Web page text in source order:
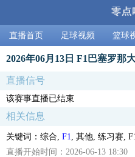
直播首页 足球视频 篮球
2026年06月13日 F1巴塞罗那
直播信号
该赛事直播已结束
相关信息
关键词：综合, F1
, 其他, 练习赛,
直播开始时间：2026-06-13 18:30